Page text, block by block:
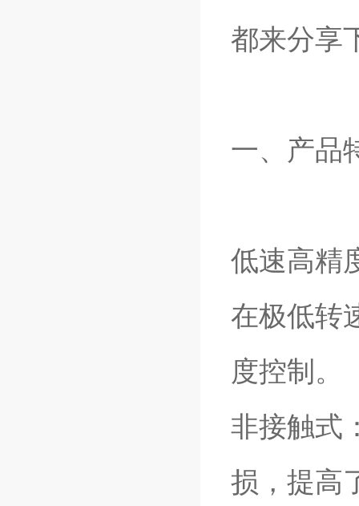
都来分享
一、产品
低速高精
在极低转
度控制。
非接触式
损，提高